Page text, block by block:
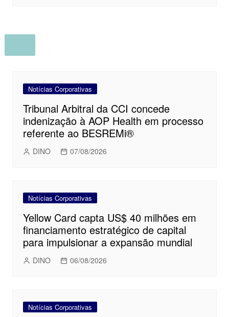
Notícias Corporativas
Tribunal Arbitral da CCI concede
indenização à AOP Health em processo
referente ao BESREMi®
DINO 07/08/2026
Notícias Corporativas
Yellow Card capta US$ 40 milhões em
financiamento estratégico de capital
para impulsionar a expansão mundial
DINO 06/08/2026
Notícias Corporativas